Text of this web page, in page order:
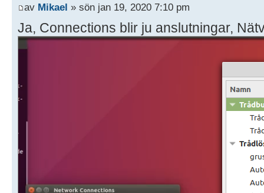
av Mikael » sön jan 19, 2020 7:10 pm
Ja, Connections blir ju anslutningar,